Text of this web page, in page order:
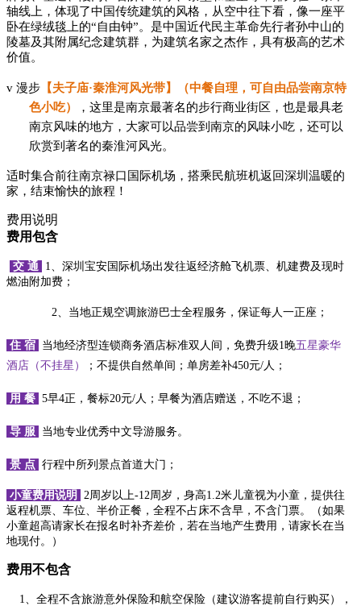
轴线上，体现了中国传统建筑的风格，从空中往下看，像一座平
卧在绿绒毯上的“自由钟”。是中国近代民主革命先行者孙中山的
陵墓及其附属纪念建筑群，为建筑名家之杰作，具有极高的艺术
价值。
v 漫步 【夫子庙·秦淮河风光带】（中餐自理，可自由品尝南京特
色小吃）
，这里是南京最著名的步行商业街区，也是最具老
南京风味的地方，大家可以品尝到南京的风味小吃，还可以
欣赏到著名的秦淮河风光。
适时集合前往南京禄口国际机场，搭乘民航班机返回深圳温暖的
家，结束愉快的旅程 ！
费用说明
费用包含
交 通
1、深圳宝安国际机场出发往返经济舱飞机票、机建费及现时
燃油附加费；
2、当地正规空调旅游巴士全程服务，保证每人一正座；
住 宿 当地经济型连锁商务酒店标准双人间，免费升级1晚五星豪华
酒店（不挂星）
；不提供自然单间；单房差补450元/人；
用 餐 5早4正，餐标20元/人；早餐为酒店赠送，不吃不退；
导 服 当地专业优秀中文导游服务。
景 点 行程中所列景点首道大门；
小童费用说明
2周岁以上-12周岁，身高1.2米儿童视为小童，提供往
返程机票、车位、半价正餐，全程不占床不含早，不含门票。（如果
小童超高请家长在报名时补齐差价，若在当地产生费用，请家长在当
地现付。）
费用不包含
1、全程不含旅游意外保险和航空保险（建议游客提前自行购买），